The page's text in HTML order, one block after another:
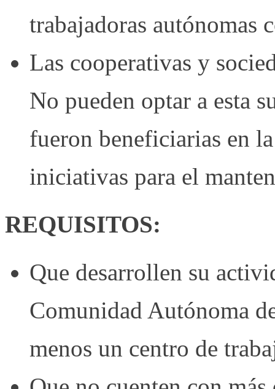
trabajadoras autónomas
Las cooperativas y
No pueden optar a esta
fueron beneficiarias en
iniciativas para el
REQUISITOS:
Que desarrollen su
Comunidad Autónoma
menos un centro de